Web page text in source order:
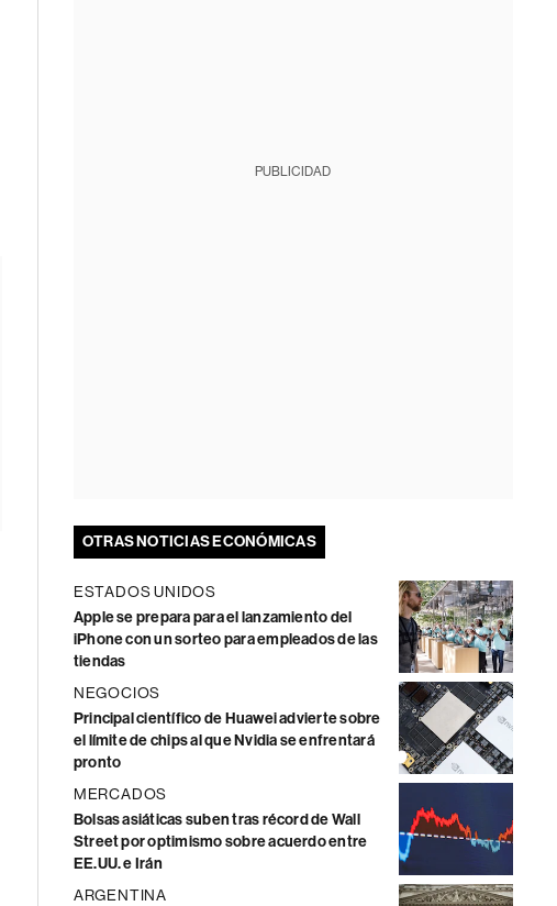
PUBLICIDAD
OTRAS NOTICIAS ECONÓMICAS
ESTADOS UNIDOS
Apple se prepara para el lanzamiento del
iPhone con un sorteo para empleados de las
tiendas
NEGOCIOS
Principal científico de Huawei advierte sobre
el límite de chips al que Nvidia se enfrentará
pronto
MERCADOS
Bolsas asiáticas suben tras récord de Wall
Street por optimismo sobre acuerdo entre
EE.UU. e Irán
ARGENTINA